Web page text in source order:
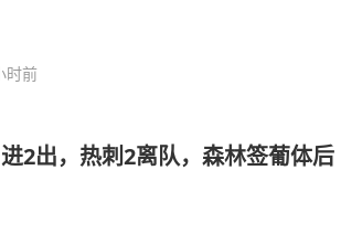
时前
2出，热刺2离队，森林签葡体后